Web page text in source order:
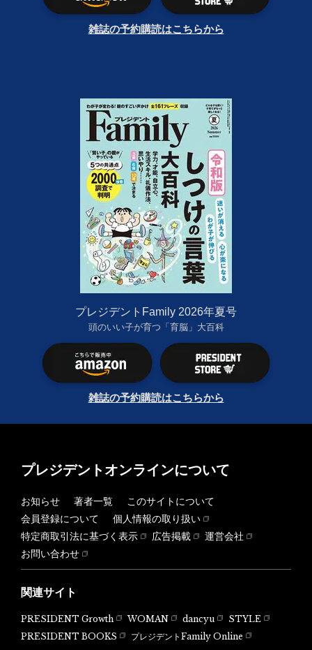
雑誌の予約購読はこちらから
プレジデントFamily 2026年夏号
頭のいい子が育つ「育脳」大百科
雑誌の予約購読はこちらから
プレジデントオンラインについて
お知らせ 著者一覧
このサイトについて
会員登録について
個人情報の取り扱い
特定商取引法に基づく表示
広告掲載
運営会社
お問い合わせ
関連サイト
PRESIDENT Growth WOMAN dancyu
STYLE
PRESIDENT BOOKS
プレジデントFamily Online